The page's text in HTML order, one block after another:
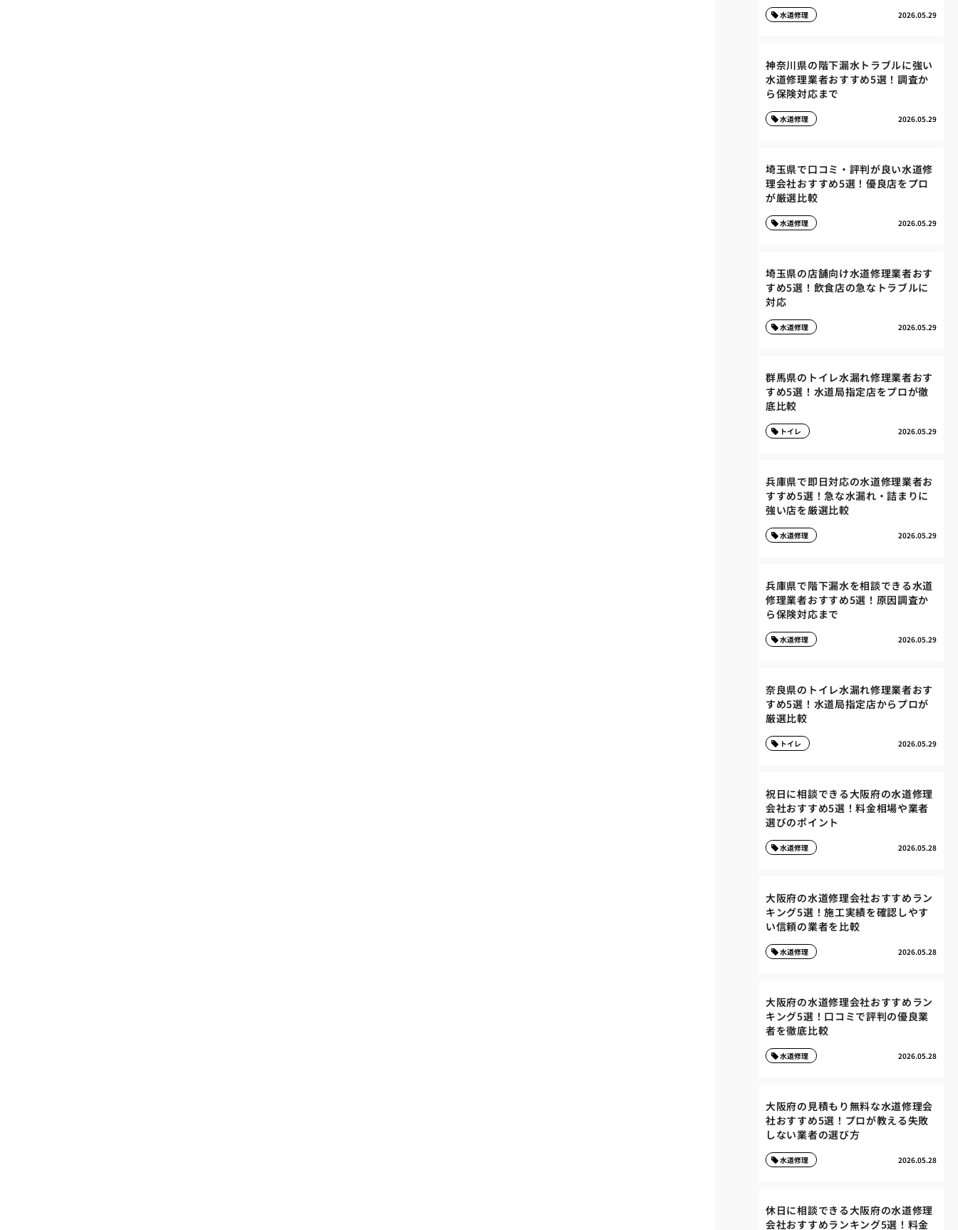
2026.05.29
水道修理
神奈川県の階下漏水トラブルに強い
水道修理業者おすすめ5選！調査か
ら保険対応まで
2026.05.29
水道修理
埼玉県で口コミ・評判が良い水道修
理会社おすすめ5選！優良店をプロ
が厳選比較
2026.05.29
水道修理
埼玉県の店舗向け水道修理業者おす
すめ5選！飲食店の急なトラブルに
対応
2026.05.29
水道修理
群馬県のトイレ水漏れ修理業者おす
すめ5選！水道局指定店をプロが徹
底比較
2026.05.29
トイレ
兵庫県で即日対応の水道修理業者お
すすめ5選！急な水漏れ・詰まりに
強い店を厳選比較
2026.05.29
水道修理
兵庫県で階下漏水を相談できる水道
修理業者おすすめ5選！原因調査か
ら保険対応まで
2026.05.29
水道修理
奈良県のトイレ水漏れ修理業者おす
すめ5選！水道局指定店からプロが
厳選比較
2026.05.29
トイレ
祝日に相談できる大阪府の水道修理
会社おすすめ5選！料金相場や業者
選びのポイント
2026.05.28
水道修理
大阪府の水道修理会社おすすめラン
キング5選！施工実績を確認しやす
い信頼の業者を比較
2026.05.28
水道修理
大阪府の水道修理会社おすすめラン
キング5選！口コミで評判の優良業
者を徹底比較
2026.05.28
水道修理
大阪府の見積もり無料な水道修理会
社おすすめ5選！プロが教える失敗
しない業者の選び方
2026.05.28
水道修理
休日に相談できる大阪府の水道修理
会社おすすめランキング5選！料金